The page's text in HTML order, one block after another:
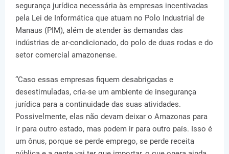
segurança jurídica necessária às empresas incentivadas
pela Lei de Informática que atuam no Polo Industrial de
Manaus (PIM), além de atender às demandas das
indústrias de ar-condicionado, do polo de duas rodas e do
setor comercial amazonense.
“Caso essas empresas fiquem desabrigadas e
desestimuladas, cria-se um ambiente de insegurança
jurídica para a continuidade das suas atividades.
Possivelmente, elas não devam deixar o Amazonas para
ir para outro estado, mas podem ir para outro país. Isso é
um ônus, porque se perde emprego, se perde receita